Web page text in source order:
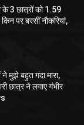
3 छात्रों को 1.59
पर बरसीं नौकरियां,
मुझे बहुत गंदा मारा,
छात्र ने लगाए गंभीर